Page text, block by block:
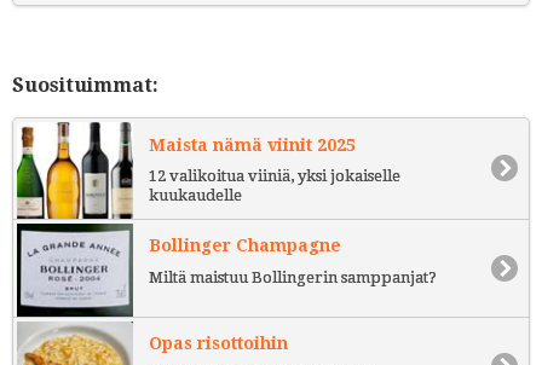
Suosituimmat:
Maista nämä viinit 2025
12 valikoitua viiniä, yksi jokaiselle
kuukaudelle
Bollinger Champagne
Miltä maistuu Bollingerin samppanjat?
Opas risottoihin